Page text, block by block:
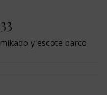
y escote barco